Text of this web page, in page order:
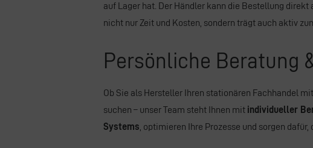
auf Lager hat. Der Händler kann die Bestellung
nicht nur Zeit und Kosten, sondern trägt auch aktiv
Persönliche Beratung
Ob Sie als Hersteller Ihren stationären Fachhandel
suchen – unser Team steht Ihnen mit individueller
Systems , optimieren Ihre Prozesse und sorgen